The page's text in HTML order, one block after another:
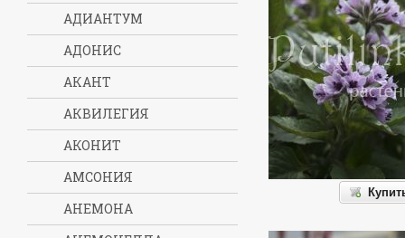
АДИАНТУМ
АДОНИС
АКАНТ
АКВИЛЕГИЯ
АКОНИТ
АМСОНИЯ
АНЕМОНА